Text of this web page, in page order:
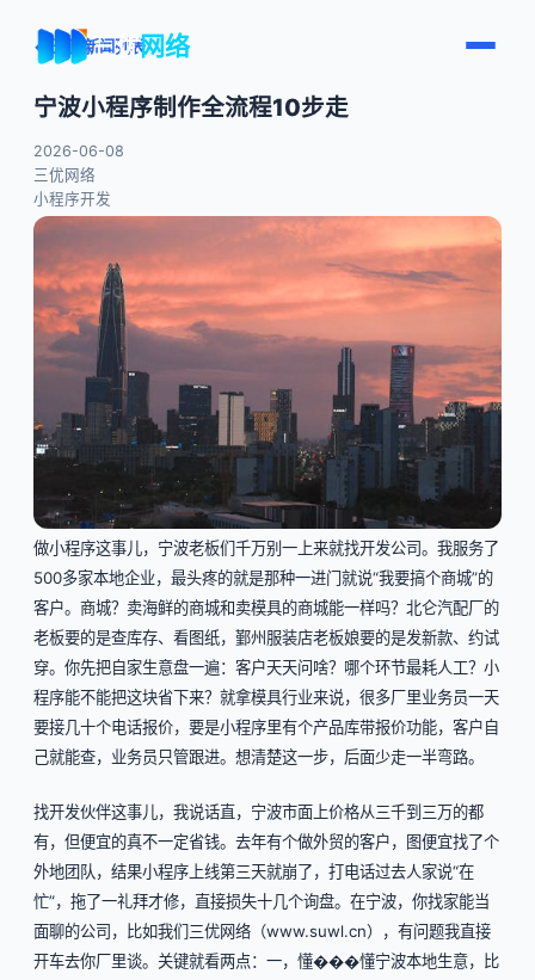
三优网络
← 返回新闻列表
宁波小程序制作全流程10步走
2026-06-08
三优网络
小程序开发
做小程序这事儿，宁波老板们千万别一上来就找开发公司。我服务了
500多家本地企业，最头疼的就是那种一进门就说“我要搞个商城”的
客户。商城？卖海鲜的商城和卖模具的商城能一样吗？北仑汽配厂的
老板要的是查库存、看图纸，鄞州服装店老板娘要的是发新款、约试
穿。你先把自家生意盘一遍：客户天天问啥？哪个环节最耗人工？小
程序能不能把这块省下来？就拿模具行业来说，很多厂里业务员一天
要接几十个电话报价，要是小程序里有个产品库带报价功能，客户自
己就能查，业务员只管跟进。想清楚这一步，后面少走一半弯路。
找开发伙伴这事儿，我说话直，宁波市面上价格从三千到三万的都
有，但便宜的真不一定省钱。去年有个做外贸的客户，图便宜找了个
外地团队，结果小程序上线第三天就崩了，打电话过去人家说“在
忙”，拖了一礼拜才修，直接损失十几个询盘。在宁波，你找家能当
面聊的公司，比如我们三优网络（www.suwl.cn），有问题我直接
开车去你厂里谈。关键就看两点：一，懂���懂宁波本地生意，比